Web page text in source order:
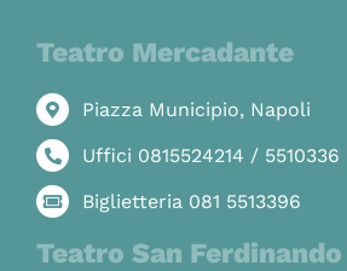
Teatro Mercadante
Piazza Municipio, Napoli
Uffici 0815524214 / 5510336
Biglietteria 081 5513396
Teatro San Ferdinando